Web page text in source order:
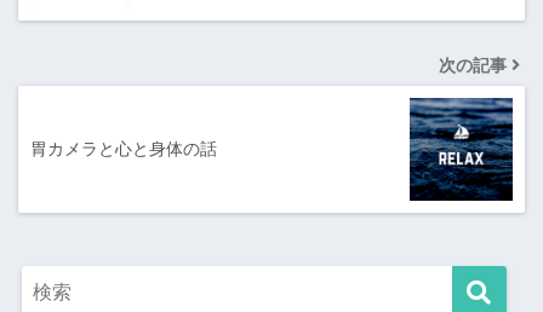
次の記事
胃カメラと心と身体の話